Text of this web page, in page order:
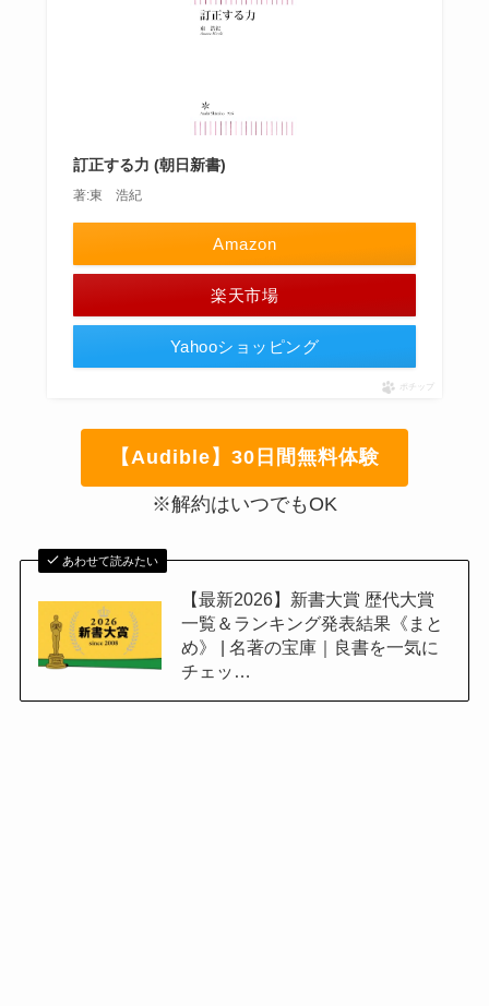
訂正する力 (朝日新書)
著:東 浩紀
Amazon
楽天市場
Yahooショッピング
ポチップ
【Audible】30日間無料体験
※解約はいつでもOK
あわせて読みたい
【最新2026】新書大賞 歴代大賞
一覧＆ランキング発表結果《まと
め》 | 名著の宝庫｜良書を一気に
チェッ…